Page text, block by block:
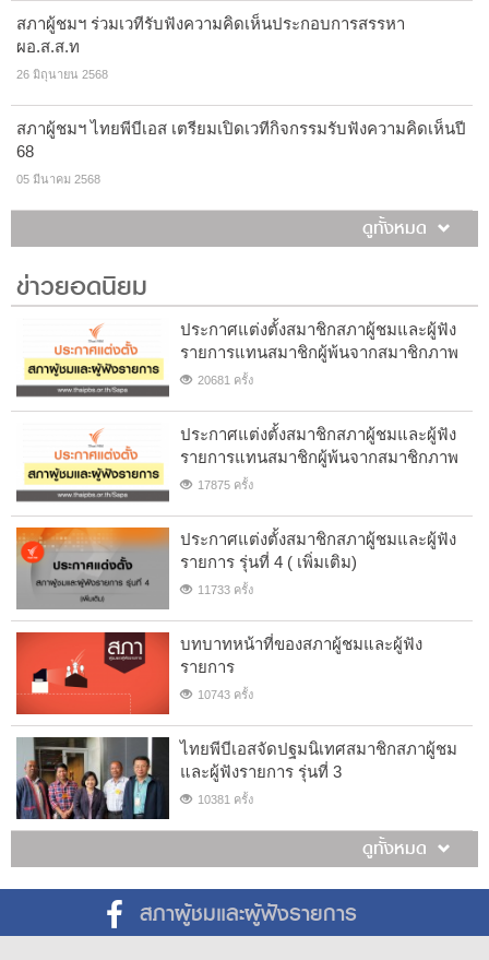
สภาผู้ชมฯ ร่วมเวทีรับฟังความคิดเห็นประกอบการสรรหา
ผอ.ส.ส.ท
26 มิถุนายน 2568
สภาผู้ชมฯ ไทยพีบีเอส เตรียมเปิดเวทีกิจกรรมรับฟังความคิดเห็นปี
68
05 มีนาคม 2568
ดูทั้งหมด
ข่าวยอดนิยม
ประกาศแต่งตั้งสมาชิกสภาผู้ชมและผู้ฟัง
รายการแทนสมาชิกผู้พ้นจากสมาชิกภาพ
20681 ครั้ง
ประกาศแต่งตั้งสมาชิกสภาผู้ชมและผู้ฟัง
รายการแทนสมาชิกผู้พ้นจากสมาชิกภาพ
17875 ครั้ง
ประกาศแต่งตั้งสมาชิกสภาผู้ชมและผู้ฟัง
รายการ รุ่นที่ 4 ( เพิ่มเติม)
11733 ครั้ง
บทบาทหน้าที่ของสภาผู้ชมและผู้ฟัง
รายการ
10743 ครั้ง
ไทยพีบีเอสจัดปฐมนิเทศสมาชิกสภาผู้ชม
และผู้ฟังรายการ รุ่นที่ 3
10381 ครั้ง
ดูทั้งหมด
สภาผู้ชมและผู้ฟังรายการ